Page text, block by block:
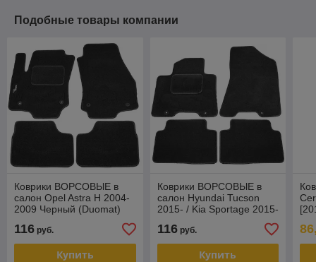
Подобные товары компании
Коврики ВОРСОВЫЕ в
салон Opel Astra H 2004-
2009 Черный (Duomat)
116 руб.
Купить
Коврики ВОРСОВЫЕ в
салон Hyundai Tucson
2015- / Kia Sportage 2015-
(Duomat)
116руб.
Купить